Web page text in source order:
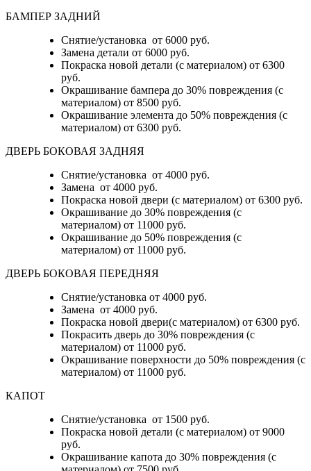
БАМПЕР ЗАДНИЙ
Снятие/установка от 6000 руб.
Замена детали от 6000 руб.
Покраска новой детали (с материалом) от 6300
руб.
Окрашивание бампера до 30% повреждения (с
материалом) от 8500 руб.
Окрашивание элемента до 50% повреждения (с
материалом) от 6300 руб.
ДВЕРЬ БОКОВАЯ ЗАДНЯЯ
Снятие/установка от 4000 руб.
Замена от 4000 руб.
Покраска новой двери (с материалом) от 6300 руб.
Окрашивание до 30% повреждения (с
материалом) от 11000 руб.
Окрашивание до 50% повреждения (с
материалом) от 11000 руб.
ДВЕРЬ БОКОВАЯ ПЕРЕДНЯЯ
Снятие/установка от 4000 руб.
Замена от 4000 руб.
Покраска новой двери(с материалом) от 6300 руб.
Покрасить дверь до 30% повреждения (с
материалом) от 11000 руб.
Окрашивание поверхности до 50% повреждения (с
материалом) от 11000 руб.
КАПОТ
Снятие/установка от 1500 руб.
Покраска новой детали (с материалом) от 9000
руб.
Окрашивание капота до 30% повреждения (с